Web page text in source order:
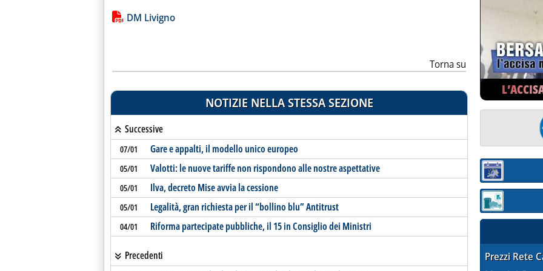
Lista allegati PDF alla notizia
DM Livigno
Torna su
NOTIZIE NELLA STESSA SEZIONE
Successive
07/01 Gare e appalti, il modello unico europeo
05/01 Valotti: le nuove tariffe non rispondono alle nostre aspettative
05/01 Ilva, decreto Mise avvia la cessione
05/01 Legalità, gran richiesta per il “bollino blu” Antitrust
04/01 Riforma partecipate pubbliche, il 15 in Consiglio dei Ministri
Precedenti
Sezione:
Sezione:
Prezzi Rete